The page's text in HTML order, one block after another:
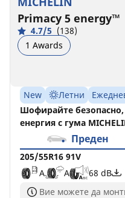
Primacy 5 energy™
4.7/5 (138)
1 Awards
New Летни
Шофирайте
енергия с гума
Преден
205/55R16 91V
A
A
68 dB
Вие можете да